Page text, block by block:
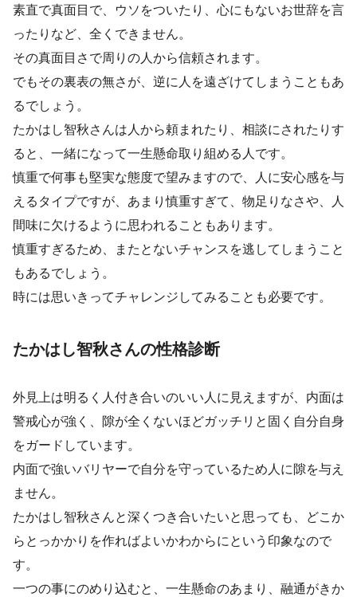
素直で真面目で、ウソをついたり、心にもないお世辞を言
ったりなど、全くできません。
その真面目さで周りの人から信頼されます。
でもその裏表の無さが、逆に人を遠ざけてしまうこともあ
るでしょう。
たかはし智秋さんは人から頼まれたり、相談にされたりす
ると、一緒になって一生懸命取り組める人です。
慎重で何事も堅実な態度で望みますので、人に安心感を与
えるタイプですが、あまり慎重すぎて、物足りなさや、人
間味に欠けるように思われることもあります。
慎重すぎるため、またとないチャンスを逃してしまうこと
もあるでしょう。
時には思いきってチャレンジしてみることも必要です。
たかはし智秋さんの性格診断
外見上は明るく人付き合いのいい人に見えますが、内面は
警戒心が強く、隙が全くないほどガッチリと固く自分自身
をガードしています。
内面で強いバリヤーで自分を守っているため人に隙を与え
ません。
たかはし智秋さんと深くつき合いたいと思っても、どこか
らとっかかりを作ればよいかわからにという印象なので
す。
一つの事にのめり込むと、一生懸命のあまり、融通がきか